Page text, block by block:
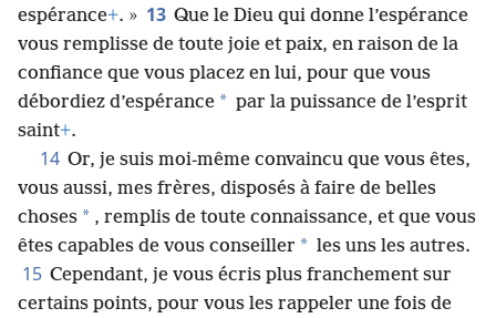
espérance+. » 13 Que le Dieu qui donne l’espérance
vous remplisse de toute joie et paix, en raison de la
confiance que vous placez en lui, pour que vous
débordiez d’espérance * par la puissance de l’esprit
saint+.
14 Or, je suis moi-même convaincu que vous êtes,
vous aussi, mes frères, disposés à faire de belles
choses * , remplis de toute connaissance, et que vous
êtes capables de vous conseiller * les uns les autres.
15 Cependant, je vous écris plus franchement sur
certains points, pour vous les rappeler une fois de